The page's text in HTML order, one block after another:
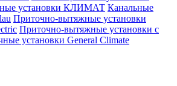
установки КЛИМАТ Канальные
Приточно-вытяжные установки
Приточно-вытяжные установки с
установки General Climate